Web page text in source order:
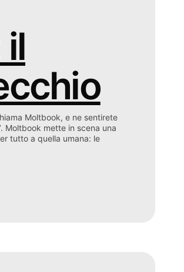
Moltbook, e ne sentirete
Moltbook mette in scena una
tutto a quella umana: le